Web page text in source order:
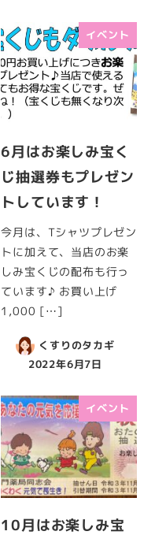
イベント
6月はお楽しみ宝く
じ抽選券もプレゼン
トしています！
今月は、Tシャツプレゼン
トに加えて、当店のお楽
しみ宝くじの配布も行っ
ています♪ お買い上げ
1,000 […]
くすりのタカギ
2022年6月7日
イベント
10月はお楽しみ宝